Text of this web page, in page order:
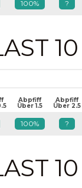
100% ?
Abpfiff
Über 1.5
Abpfiff
Über 2.5
100% ?